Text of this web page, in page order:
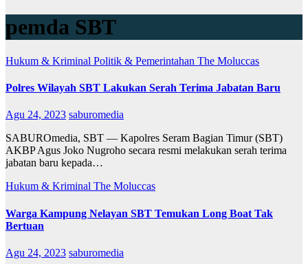
pemda SBT
Hukum & Kriminal Politik & Pemerintahan The Moluccas
Polres Wilayah SBT Lakukan Serah Terima Jabatan Baru
Agu 24, 2023 saburomedia
SABUROmedia, SBT — Kapolres Seram Bagian Timur (SBT)
AKBP Agus Joko Nugroho secara resmi melakukan serah terima
jabatan baru kepada…
Hukum & Kriminal The Moluccas
Warga Kampung Nelayan SBT Temukan Long Boat Tak
Bertuan
Agu 24, 2023 saburomedia